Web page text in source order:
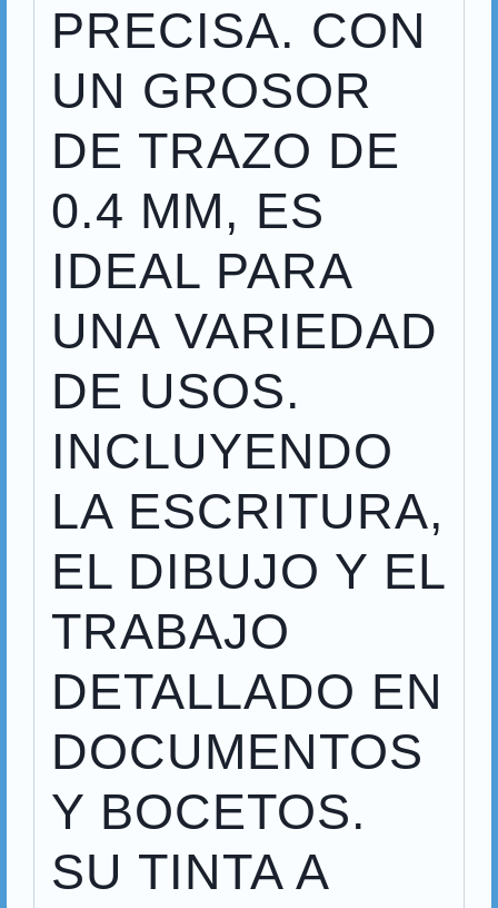
PRECISA. CON
UN GROSOR
DE TRAZO DE
0.4 MM, ES
IDEAL PARA
UNA VARIEDAD
DE USOS.
INCLUYENDO
LA ESCRITURA,
EL DIBUJO Y EL
TRABAJO
DETALLADO EN
DOCUMENTOS
Y BOCETOS.
SU TINTA A